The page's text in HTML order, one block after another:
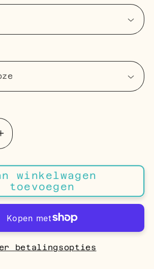
Aantal
verhogen
voor
925
Zilveren
Mini
Oorringen
10mm
met
winkelwagen
toevoegen
betalingsopties